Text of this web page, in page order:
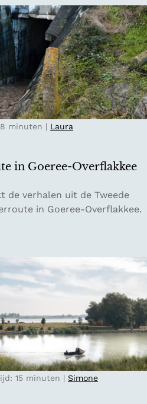
in Goeree-Overflakkee
minuten | Laura
de verhalen uit de Tweede
in Goeree-Overflakkee.
15 minuten | Simone